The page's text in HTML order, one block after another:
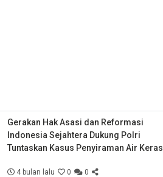
Gerakan Hak Asasi dan Reformasi
Indonesia Sejahtera Dukung Polri
Tuntaskan Kasus Penyiraman Air Keras
4 bulan lalu 0 0